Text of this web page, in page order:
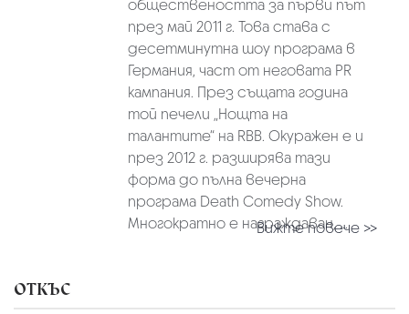
обществеността за първи път
през май 2011 г. Това става с
десетминутна шоу програма в
Германия, част от неговата PR
кампания. През същата година
той печели „Нощта на
талантите“ на RBB. Окуражен е и
през 2012 г. разширява тази
форма до пълна вечерна
програма Death Comedy Show.
Многократно е награждаван, ...
Вижте повече >>
ОТКЪС